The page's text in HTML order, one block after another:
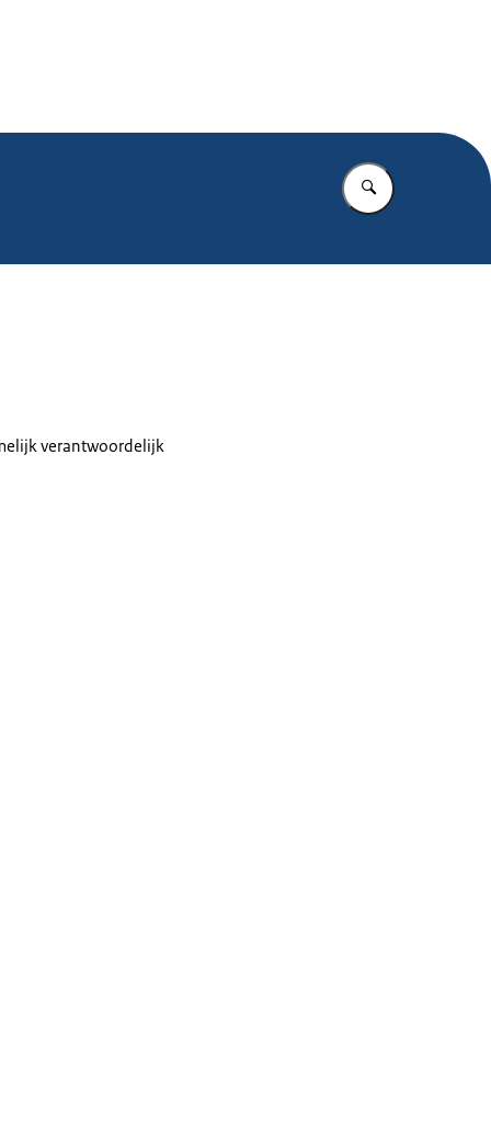
Vul in wat u
verantwoordelijk